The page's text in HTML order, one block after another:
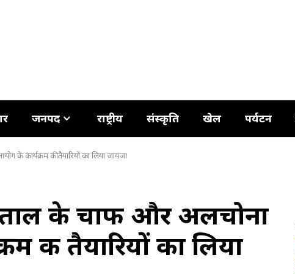
जनपद राष्ट्रीय संस्कृति खेल पर्यटन
के कार्यक्रम की तैयारियों का लिया जायजा
के चाफी और अलचोना
की तैयारियों का लिया